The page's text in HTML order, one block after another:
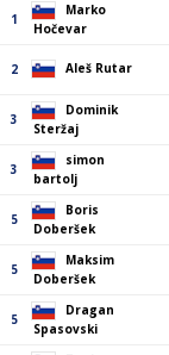
1
Marko
Hočevar
2 Aleš Rutar
3
Dominik
Steržaj
3
simon
bartolj
5
Boris
Doberšek
5
Maksim
Doberšek
5
Dragan
Spasovski